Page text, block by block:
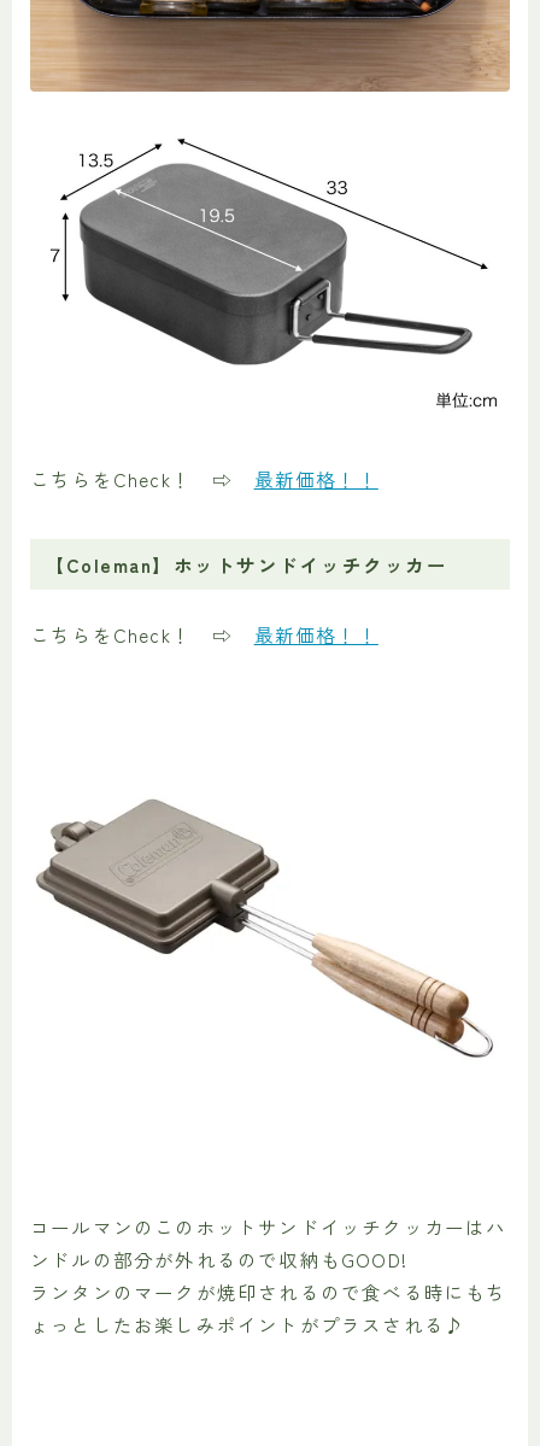
こちらをCheck！ ⇨ 最新価格！！
【Coleman】ホットサンドイッチクッカー
こちらをCheck！ ⇨ 最新価格！！
コールマンのこのホットサンドイッチクッカーはハ
ンドルの部分が外れるので収納もGOOD!
ランタンのマークが焼印されるので食べる時にもち
ょっとしたお楽しみポイントがプラスされる♪